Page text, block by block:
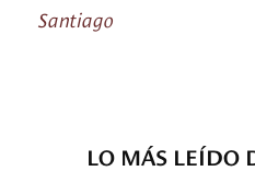
Santiago
LO MÁS LEÍDO